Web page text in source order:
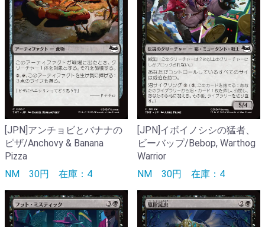
[JPN]アンチョビとバナナの
ピザ/Anchovy & Banana
Pizza
NM 30円 在庫：4
[JPN]イボイノシシの猛者、
ビーバップ/Bebop, Warthog
Warrior
NM 30円 在庫：4